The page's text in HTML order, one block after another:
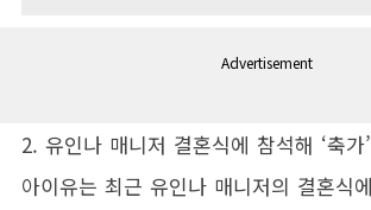
Advertisement
2. 유인나 매니저 결혼식에 참석해 ‘축가
아이유는 최근 유인나 매니저의 결혼식